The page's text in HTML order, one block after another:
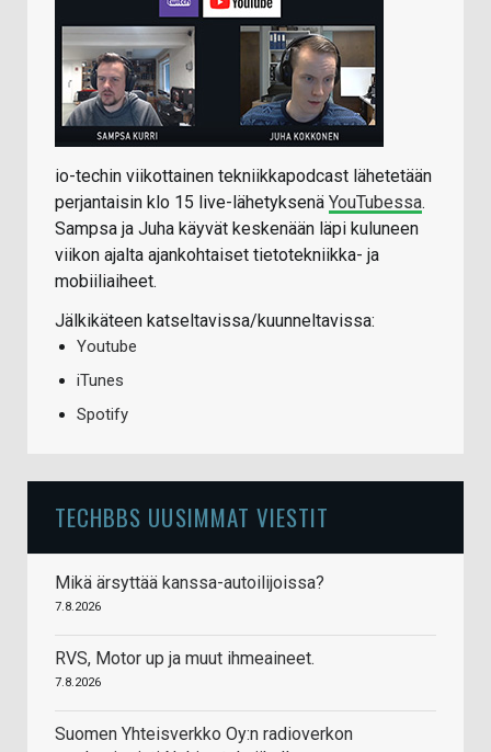
io-techin viikottainen tekniikkapodcast lähetetään
perjantaisin klo 15 live-lähetyksenä YouTubessa.
Sampsa ja Juha käyvät keskenään läpi kuluneen
viikon ajalta ajankohtaiset tietotekniikka- ja
mobiiliaiheet.
Jälkikäteen katseltavissa/kuunneltavissa:
Youtube
iTunes
Spotify
TECHBBS UUSIMMAT VIESTIT
Mikä ärsyttää kanssa-autoilijoissa?
7.8.2026
RVS, Motor up ja muut ihmeaineet.
7.8.2026
Suomen Yhteisverkko Oy:n radioverkon